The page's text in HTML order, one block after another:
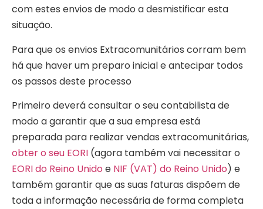
com estes envios de modo a desmistificar esta
situação.
Para que os envios Extracomunitários corram bem
há que haver um preparo inicial e antecipar todos
os passos deste processo
Primeiro deverá consultar o seu contabilista de
modo a garantir que a sua empresa está
preparada para realizar vendas extracomunitárias,
obter o seu EORI (agora também vai necessitar o
EORI do Reino Unido e NIF (VAT) do Reino Unido) e
também garantir que as suas faturas dispõem de
toda a informação necessária de forma completa